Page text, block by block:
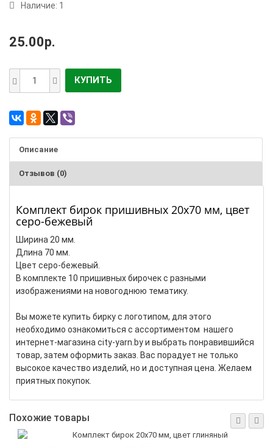
Наличие: 1
25.00р.
КУПИТЬ
Описание
Отзывов (0)
Комплект бирок пришивных 20х70 мм, цвет
серо-бежевый
Ширина 20 мм.
Длина 70 мм.
Цвет серо-бежевый.
В комплекте 10 пришивных бирочек с разными
изображениями на новогоднюю тематику.
Вы можете купить бирку с логотипом, для этого
необходимо ознакомиться с ассортиментом нашего
интернет-магазина city-yarn.by и выбрать понравившийся
товар, затем оформить заказ. Вас порадует не только
высокое качество изделий, но и доступная цена. Желаем
приятных покупок.
Похожие товары